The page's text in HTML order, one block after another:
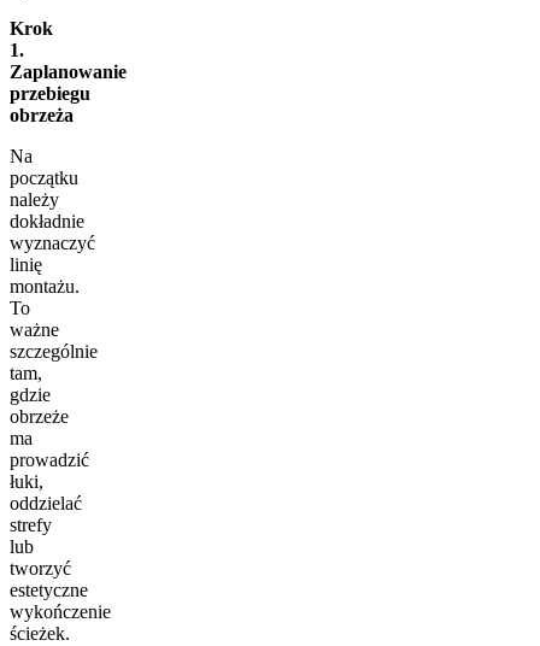
Krok
1.
Zaplanowanie
przebiegu
obrzeża
Na
początku
należy
dokładnie
wyznaczyć
linię
montażu.
To
ważne
szczególnie
tam,
gdzie
obrzeże
ma
prowadzić
łuki,
oddzielać
strefy
lub
tworzyć
estetyczne
wykończenie
ścieżek.